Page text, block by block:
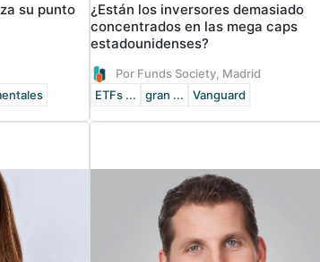
su punto
¿Están los inversores demasiado
concentrados en las mega caps
estadounidenses?
Por Funds Society, Madrid
ETFs ...
gran ... Vanguard